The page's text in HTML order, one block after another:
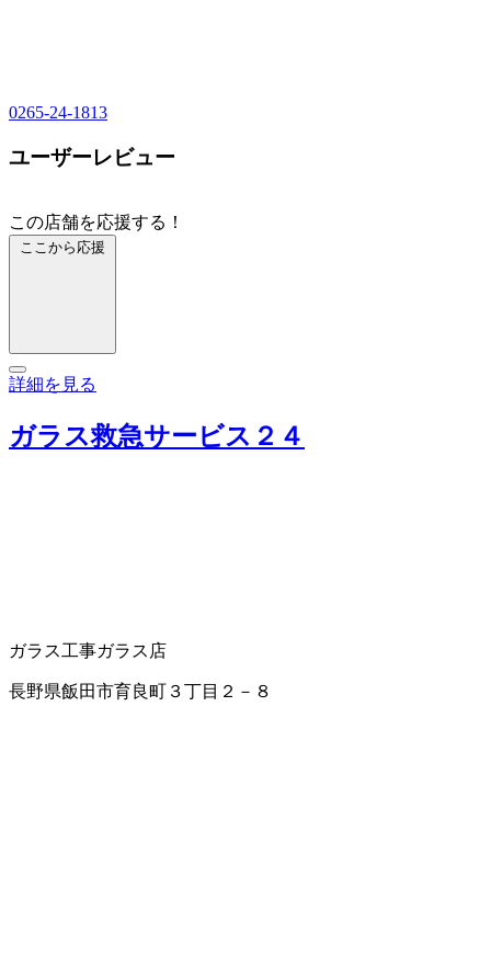
0265-24-1813
ユーザーレビュー
この店舗を応援する！
ここから応援
詳細を見る
ガラス救急サービス２４
ガラス工事ガラス店
長野県飯田市育良町３丁目２－８